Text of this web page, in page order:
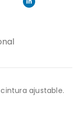
ajustable.